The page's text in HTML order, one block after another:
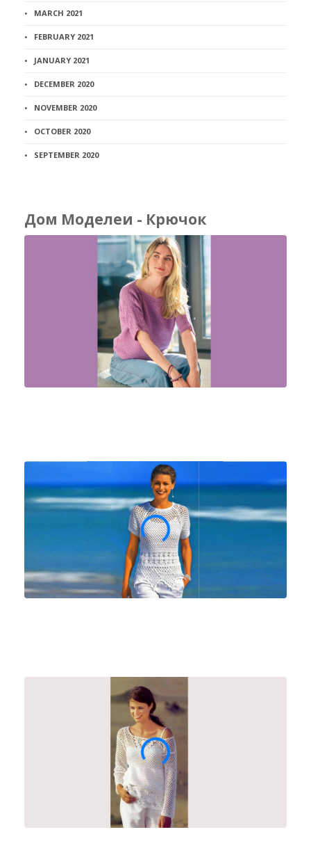
MARCH 2021
FEBRUARY 2021
JANUARY 2021
DECEMBER 2020
NOVEMBER 2020
OCTOBER 2020
SEPTEMBER 2020
Дом Моделеи - Крючок